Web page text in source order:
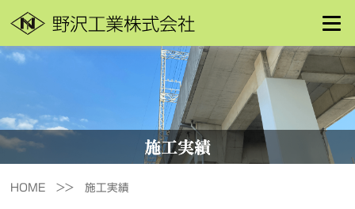
施工実績
HOME >>施工実績